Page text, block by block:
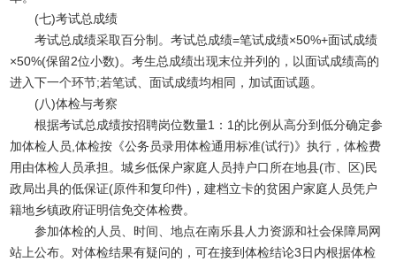
(七)考试总成绩
考试总成绩采取百分制。考试总成绩=笔试成绩×50%+面试成绩
×50%(保留2位小数)。考生总成绩出现末位并列的，以面试成绩高的
进入下一个环节;若笔试、面试成绩均相同，加试面试题。
(八)体检与考察
根据考试总成绩按招聘岗位数量1：1的比例从高分到低分确定参
加体检人员,体检按《公务员录用体检通用标准(试行)》执行，体检费
用由体检人员承担。城乡低保户家庭人员持户口所在地县(市、区)民
政局出具的低保证(原件和复印件)，建档立卡的贫困户家庭人员凭户
籍地乡镇政府证明信免交体检费。
参加体检的人员、时间、地点在南乐县人力资源和社会保障局网
站上公布。对体检结果有疑问的，可在接到体检结论3日内根据体检